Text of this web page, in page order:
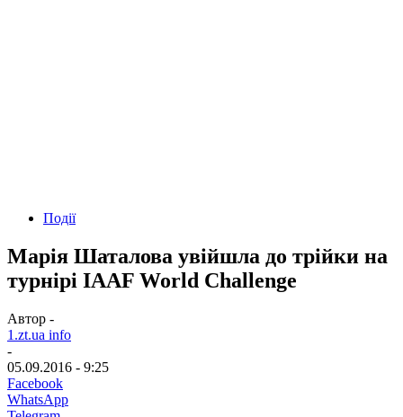
Події
Марія Шаталова увійшла до трійки на
турнірі IAAF World Challenge
Автор -
1.zt.ua info
-
05.09.2016 - 9:25
Facebook
WhatsApp